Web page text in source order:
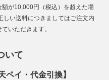
が10,000円（税込）を超えた場
しい送料につきましてはご注文内
いただきます。
いて
ペイ・代金引換】